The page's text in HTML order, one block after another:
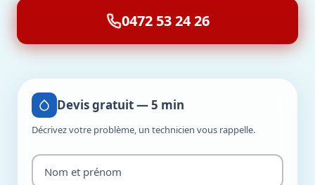
0472 53 24 26
Devis gratuit — 5 min
Décrivez votre problème, un technicien vous rappelle.